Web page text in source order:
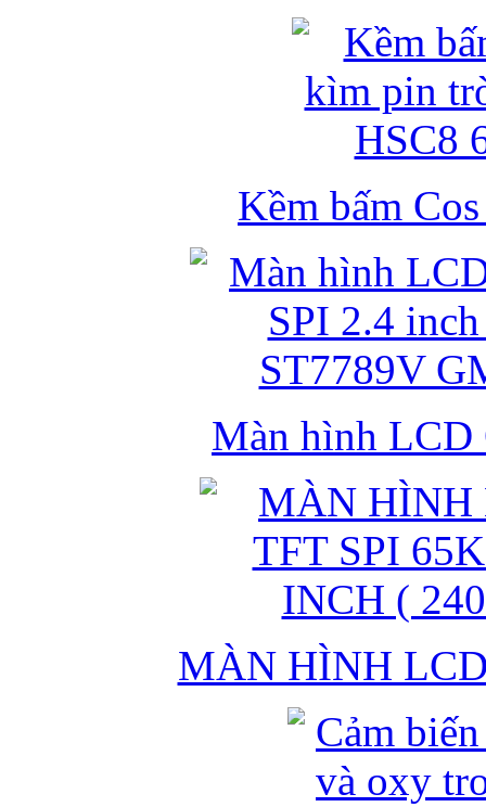
Kềm bấm
Màn hình LCD
MÀN HÌNH